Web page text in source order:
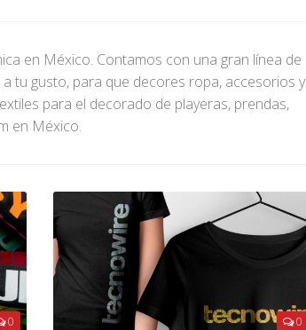
en México. Contamos con una gran línea de
tu gusto, para que decores ropa, accesorios y
para el decorado de playeras, prendas,
en México.
0 0